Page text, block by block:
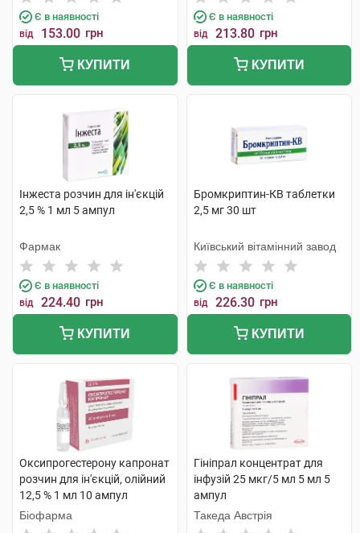
Є в наявності
від 153.00 грн
КУПИТИ
Є в наявності
від 213.80 грн
КУПИТИ
Інжеста розчин для ін'єкцій
2,5 % 1 мл 5 ампул
Фармак
Є в наявності
від 224.40 грн
КУПИТИ
Бромкриптин-КВ таблетки
2,5 мг 30 шт
Київський вітамінний завод
Є в наявності
від 226.30 грн
КУПИТИ
Оксипрогестерону капронат
розчин для ін'єкцій, олійний
12,5 % 1 мл 10 ампул
Біофарма
Гініпрал концентрат для
інфузій 25 мкг/5 мл 5 мл 5
ампул
Такеда Австрія